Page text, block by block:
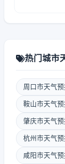
热门城市
周口市天气预
鞍山市天气预
肇庆市天气预
杭州市天气预
咸阳市天气预